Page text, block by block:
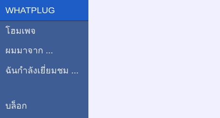
WHATPLUG
โฮมเพจ
ผมมาจาก ...
ฉันกำลังเยี่ยมชม ...
บล็อก